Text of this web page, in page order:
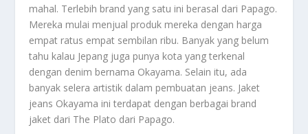
mahal. Terlebih brand yang satu ini berasal dari Papago.
Mereka mulai menjual produk mereka dengan harga
empat ratus empat sembilan ribu. Banyak yang belum
tahu kalau Jepang juga punya kota yang terkenal
dengan denim bernama Okayama. Selain itu, ada
banyak selera artistik dalam pembuatan jeans. Jaket
jeans Okayama ini terdapat dengan berbagai brand
jaket dari The Plato dari Papago.